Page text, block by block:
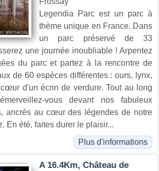
Legendia Parc est un parc à
thème unique en France. Dans
un parc préservé de 33
une journée inoubliable ! Arpentez
du parc et partez à la rencontre de
de 60 espèces différentes : ours, lynx,
cœur d'un écrin de verdure. Tout au long
vous devant nos fabuleux
ancrés au cœur des légendes de notre
En été, faites durer le plaisir...
Plus d'informations
A 16.4Km, Château de